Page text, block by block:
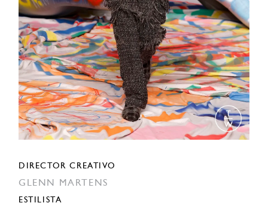
DIRECTOR CREATIVO
GLENN MARTENS
ESTILISTA